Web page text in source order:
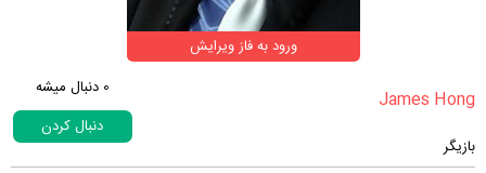
ورود به فاز ویرایش
0 دنبال میشه
دنبال کردن
بازیگر